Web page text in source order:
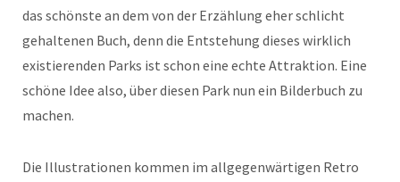
das schönste an dem von der Erzählung eher schlicht
gehaltenen Buch, denn die Entstehung dieses wirklich
existierenden Parks ist schon eine echte Attraktion. Eine
schöne Idee also, über diesen Park nun ein Bilderbuch zu
machen.
Die Illustrationen kommen im allgegenwärtigen Retro